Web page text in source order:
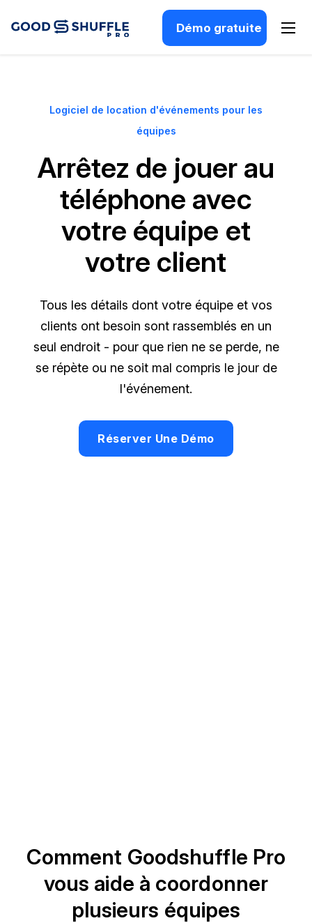
Démo gratuite
Logiciel de location d'événements pour les
équipes
Arrêtez de jouer au
téléphone avec
votre équipe et
votre client
Tous les détails dont votre équipe et vos
clients ont besoin sont rassemblés en un
seul endroit - pour que rien ne se perde, ne
se répète ou ne soit mal compris le jour de
l'événement.
Réserver Une Démo
Comment Goodshuffle Pro
vous aide à coordonner
plusieurs équipes